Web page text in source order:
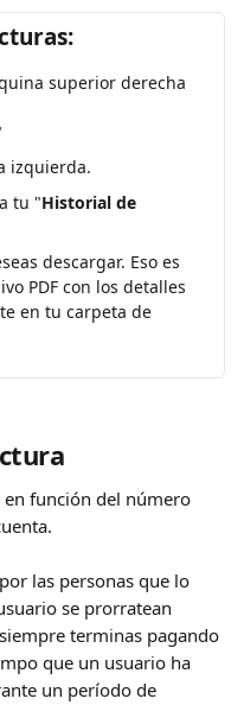
superior derecha
izquierda.
tu "Historial de
descargar. Eso es
PDF con los detalles
en tu carpeta de
en función del número
las personas que lo
se prorratean
terminas pagando
que un usuario ha
un período de